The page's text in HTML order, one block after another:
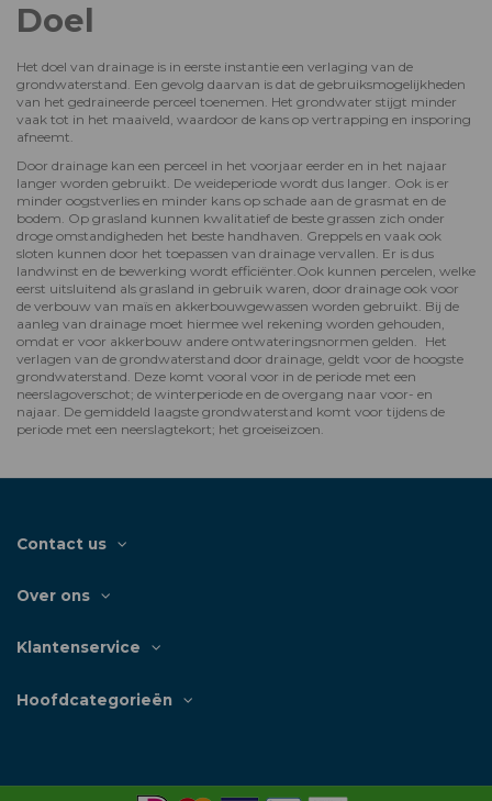
Doel
Het doel van drainage is in eerste instantie een verlaging van de
grondwaterstand. Een gevolg daarvan is dat de gebruiksmogelijkheden
van het gedraineerde perceel toenemen. Het grondwater stijgt minder
vaak tot in het maaiveld, waardoor de kans op vertrapping en insporing
afneemt.
Door drainage kan een perceel in het voorjaar eerder en in het najaar
langer worden gebruikt. De weideperiode wordt dus langer. Ook is er
minder oogstverlies en minder kans op schade aan de grasmat en de
bodem. Op grasland kunnen kwalitatief de beste grassen zich onder
droge omstandigheden het beste handhaven. Greppels en vaak ook
sloten kunnen door het toepassen van drainage vervallen. Er is dus
landwinst en de bewerking wordt efficiënter.Ook kunnen percelen, welke
eerst uitsluitend als grasland in gebruik waren, door drainage ook voor
de verbouw van maïs en akkerbouwgewassen worden gebruikt. Bij de
aanleg van drainage moet hiermee wel rekening worden gehouden,
omdat er voor akkerbouw andere ontwateringsnormen gelden. Het
verlagen van de grondwaterstand door drainage, geldt voor de hoogste
grondwaterstand. Deze komt vooral voor in de periode met een
neerslagoverschot; de winterperiode en de overgang naar voor- en
najaar. De gemiddeld laagste grondwaterstand komt voor tijdens de
periode met een neerslagtekort; het groeiseizoen.
Contact us
Over ons
Klantenservice
Hoofdcategorieën